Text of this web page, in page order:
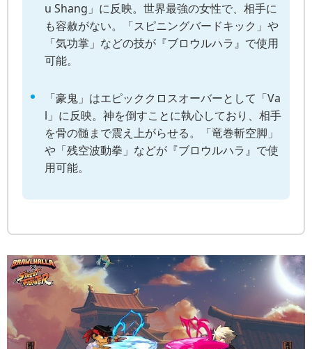
u Shang」に反映。世界最強の女性で、相手に
も容赦がない。「スピニングバードキック」や
「気功掌」などの技が『ブロウルハラ』で使用
可能。
「豪鬼」はエピッククロスオーバーとして「Va
l」に反映。神を倒すことに執心しており、相手
を骨の髄まで震え上がらせる。「竜巻斬空脚」
や「残空波動拳」などが『ブロウルハラ』で使
用可能。